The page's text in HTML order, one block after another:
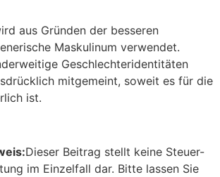
aus Gründen der besseren
Maskulinum verwendet.
Geschlechteridentitäten
mitgemeint, soweit es für die
ist.
Dieser Beitrag stellt keine Steuer-
im Einzelfall dar. Bitte lassen Sie